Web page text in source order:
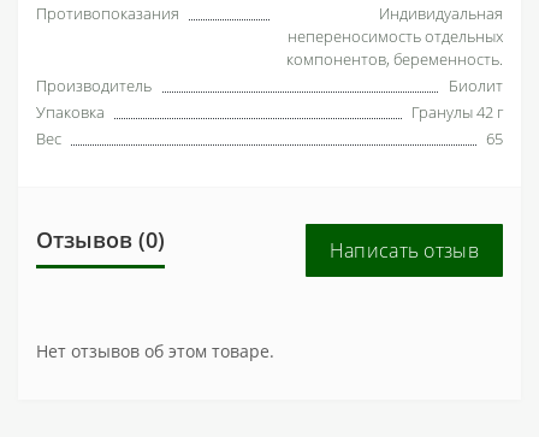
Противопоказания
Индивидуальная
непереносимость отдельных
компонентов, беременность.
Производитель
Биолит
Упаковка
Гранулы 42 г
Вес
65
Отзывов (0) Написать отзыв
Нет отзывов об этом товаре.